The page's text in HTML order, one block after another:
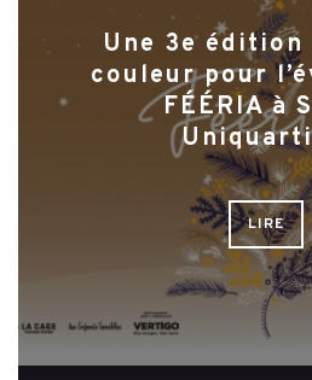
Une 3e édition
couleur pour
FÉÉRIA à
LIRE